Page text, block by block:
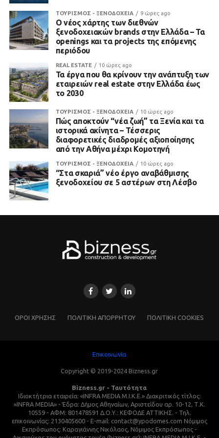
ΤΟΥΡΙΣΜΟΣ - ΞΕΝΟΔΟΧΕΙΑ 9 ώρες ago
Ο νέος χάρτης των διεθνών
ξενοδοχειακών brands στην Ελλάδα – Τα
openings και τα projects της επόμενης
περιόδου
REAL ESTATE 10 ώρες ago
Τα έργα που θα κρίνουν την ανάπτυξη των
εταιρειών real estate στην Ελλάδα έως
το 2030
ΤΟΥΡΙΣΜΟΣ - ΞΕΝΟΔΟΧΕΙΑ 10 ώρες ago
Πώς αποκτούν “νέα ζωή” τα Ξενία και τα
ιστορικά ακίνητα – Τέσσερις
διαφορετικές διαδρομές αξιοποίησης
από την Αθήνα μέχρι Κομοτηνή
ΤΟΥΡΙΣΜΟΣ - ΞΕΝΟΔΟΧΕΙΑ 10 ώρες ago
“Στα σκαριά” νέο έργο αναβάθμισης
ξενοδοχείου σε 5 αστέρων στη Λέσβο
ΌΡΟΙ ΧΡΗΣΗΣ ΠΟΛΙΤΙΚΗ ΑΠΟΡΡΗΤΟΥ ΠΟΛΙΤΙΚΗ COOKIES
Επικοινωνία
Copyright © 2019-2024 Bizness.gr
Bizness.gr - Ταυτότητα
Ιδιοκτήτρια εταιρεία: «INFRA MEDIA M.I.K.E.» Διακριτικός τίτλος:
«INFRA MEDIA» - Έδρα: Δήμος Αθηναίων, Αριστείδου αρ. 10-12, Τ.Κ.
10559 - ΑΦΜ: 801478591 Δ.Ο.Υ.: ΚΕΦΟΔΕ ΑΤΤΙΚΗΣ. - Τηλ.
επικοινωνίας: 2130405600 - E-mail: contact@ypodomes.com Νόμιμος
Εκπρόσωπος: Καραγιάννης Νικόλαος, Νόμιμος Εκπρόσωπος -